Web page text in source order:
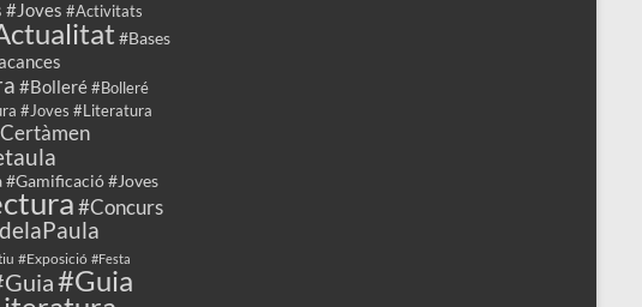
#Activitats
#Bases
#Bolleré #Bolleré
#Joves #Literatura
#Joves
#Concurs
#Exposició #Festa
#Guia